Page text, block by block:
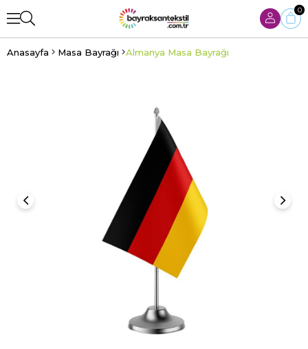
0
Anasayfa Masa Bayrağı Almanya Masa Bayrağı